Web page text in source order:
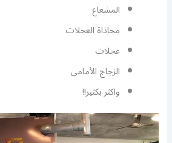
المشعاع
محاذاة العجلات
عجلات
الزجاج الأمامي
واكثر بكثير!!